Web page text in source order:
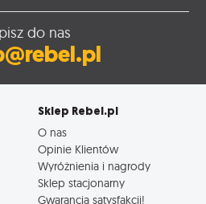
do nas
Sklep Rebel.pl
O nas
Opinie Klientów
Wyróżnienia i nagrody
Sklep stacjonarny
Gwarancja satysfakcji!